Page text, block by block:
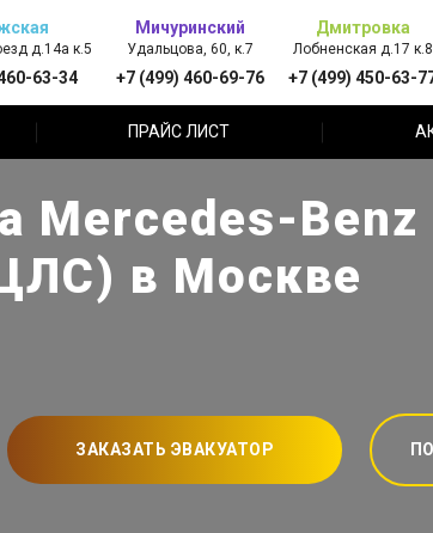
д.14а к.5
63-34
Мичуринский
Удальцова, 60, к.7
+7 (499) 460-69-76
Дмитровка
Лобненская д.17 к.8
+7 (499) 450-63-
ПРАЙС ЛИСТ
Mercedes-
в Москве
ЗАКАЗАТЬ ЭВАКУАТОР